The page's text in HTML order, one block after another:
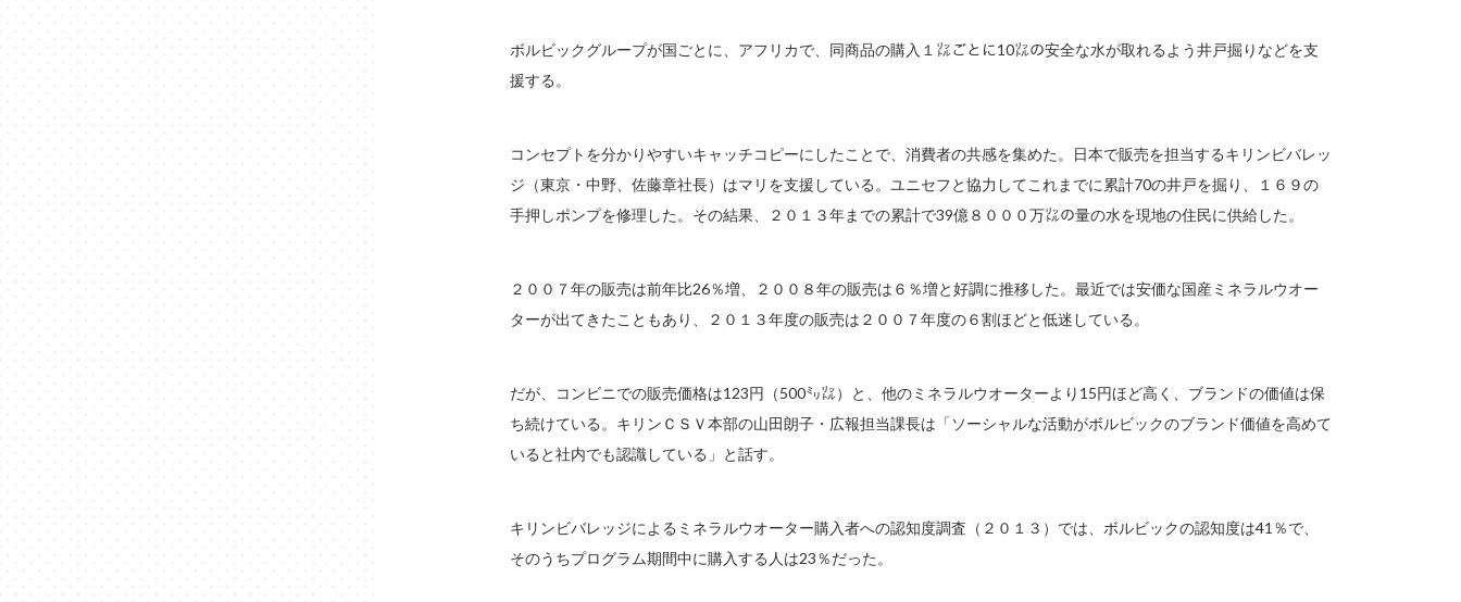
ボルビックグループが国ごとに、アフリカで、同商品の購入１㍑ごとに10㍑の安全な水が取れるよう井戸掘りなどを支
援する。
コンセプトを分かりやすいキャッチコピーにしたことで、消費者の共感を集めた。日本で販売を担当するキリンビバレッ
ジ（東京・中野、佐藤章社長）はマリを支援している。ユニセフと協力してこれまでに累計70の井戸を掘り、１６９の
手押しポンプを修理した。その結果、２０１３年までの累計で39億８０００万㍑の量の水を現地の住民に供給した。
２００７年の販売は前年比26％増、２００８年の販売は６％増と好調に推移した。最近では安価な国産ミネラルウオー
ターが出てきたこともあり、２０１３年度の販売は２００７年度の６割ほどと低迷している。
だが、コンビニでの販売価格は123円（500㍉㍑）と、他のミネラルウオーターより15円ほど高く、ブランドの価値は保
ち続けている。キリンＣＳＶ本部の山田朗子・広報担当課長は「ソーシャルな活動がボルビックのブランド価値を高めて
いると社内でも認識している」と話す。
キリンビバレッジによるミネラルウオーター購入者への認知度調査（２０１３）では、ボルビックの認知度は41％で、
そのうちプログラム期間中に購入する人は23％だった。